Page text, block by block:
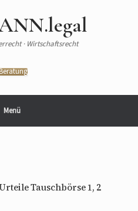
· Wirtschaftsrecht
Menü
Tauschbörse 1, 2